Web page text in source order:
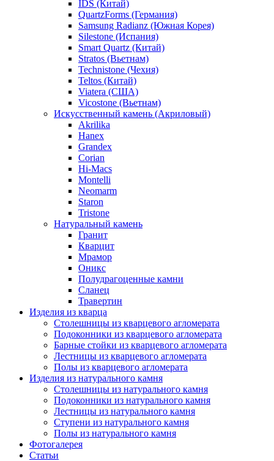
IDS (Китай)
QuartzForms (Германия)
Samsung Radianz (Южная Корея)
Silestone (Испания)
Smart Quartz (Китай)
Stratos (Вьетнам)
Technistone (Чехия)
Teltos (Китай)
Viatera (США)
Vicostone (Вьетнам)
Искусственный камень (Акриловый)
Akrilika
Hanex
Grandex
Corian
Hi-Macs
Montelli
Neomarm
Staron
Tristone
Натуральный камень
Гранит
Кварцит
Мрамор
Оникс
Полудрагоценные камни
Сланец
Травертин
Изделия из кварца
Столешницы из кварцевого агломерата
Подоконники из кварцевого агломерата
Барные стойки из кварцевого агломерата
Лестницы из кварцевого агломерата
Полы из кварцевого агломерата
Изделия из натурального камня
Столешницы из натурального камня
Подоконники из натурального камня
Лестницы из натурального камня
Ступени из натурального камня
Полы из натурального камня
Фотогалерея
Статьи